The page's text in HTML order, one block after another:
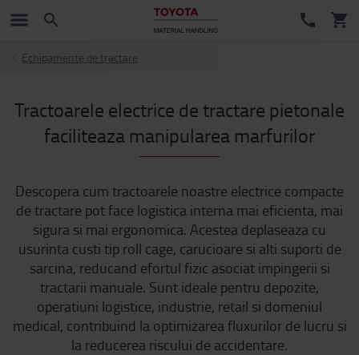
Echipamente de tractare
Tractoarele electrice de tractare pietonale
faciliteaza manipularea marfurilor
Descopera cum tractoarele noastre electrice compacte
de tractare pot face logistica interna mai eficienta, mai
sigura si mai ergonomica. Acestea deplaseaza cu
usurinta custi tip roll cage, carucioare si alti suporti de
sarcina, reducand efortul fizic asociat impingerii si
tractarii manuale. Sunt ideale pentru depozite,
operatiuni logistice, industrie, retail si domeniul
medical, contribuind la optimizarea fluxurilor de lucru si
la reducerea riscului de accidentare.